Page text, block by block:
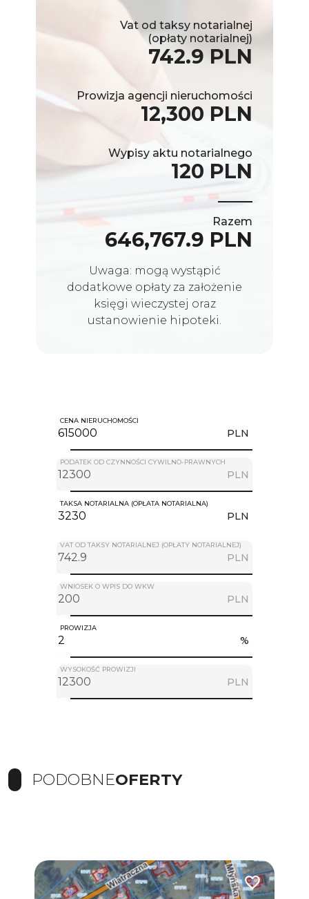
Vat od taksy notarialnej
(opłaty notarialnej)
742.9 PLN
Prowizja agencji nieruchomości
12,300 PLN
Wypisy aktu notarialnego
120 PLN
Razem
646,767.9 PLN
Uwaga: mogą wystąpić
dodatkowe opłaty za założenie
księgi wieczystej oraz
ustanowienie hipoteki.
CENA NIERUCHOMOŚCI
PLN
PODATEK OD CZYNNOŚCI CYWILNO-PRAWNYCH
PLN
TAKSA NOTARIALNA (OPŁATA NOTARIALNA)
PLN
VAT OD TAKSY NOTARIALNEJ (OPŁATY NOTARIALNEJ)
PLN
WNIOSEK O WPIS DO WKW
PLN
PROWIZJA
%
WYSOKOŚĆ PROWIZJI
PLN
PODOBNEOFERTY
Dodaj do